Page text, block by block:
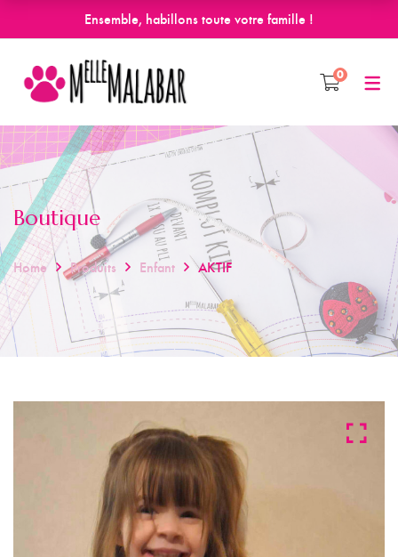
Ensemble, habillons toute votre famille !
0
Boutique
Home Produits Enfant AKTIF